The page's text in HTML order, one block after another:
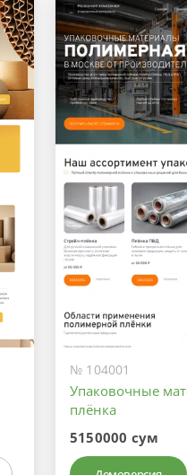
№ 104001
Упаковочные
плёнка
5150000 сум